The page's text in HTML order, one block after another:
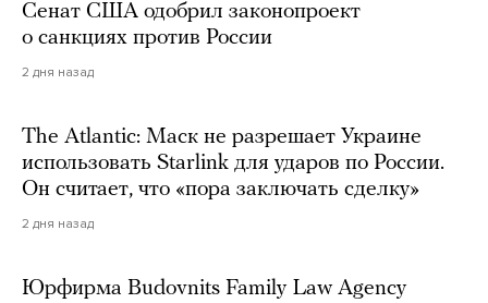
Сенат США одобрил законопроект
о санкциях против России
2 дня назад
The Atlantic: Маск не разрешает Украине
использовать Starlink для ударов по России.
Он считает, что «пора заключать сделку»
2 дня назад
Юрфирма Budovnits Family Law Agency